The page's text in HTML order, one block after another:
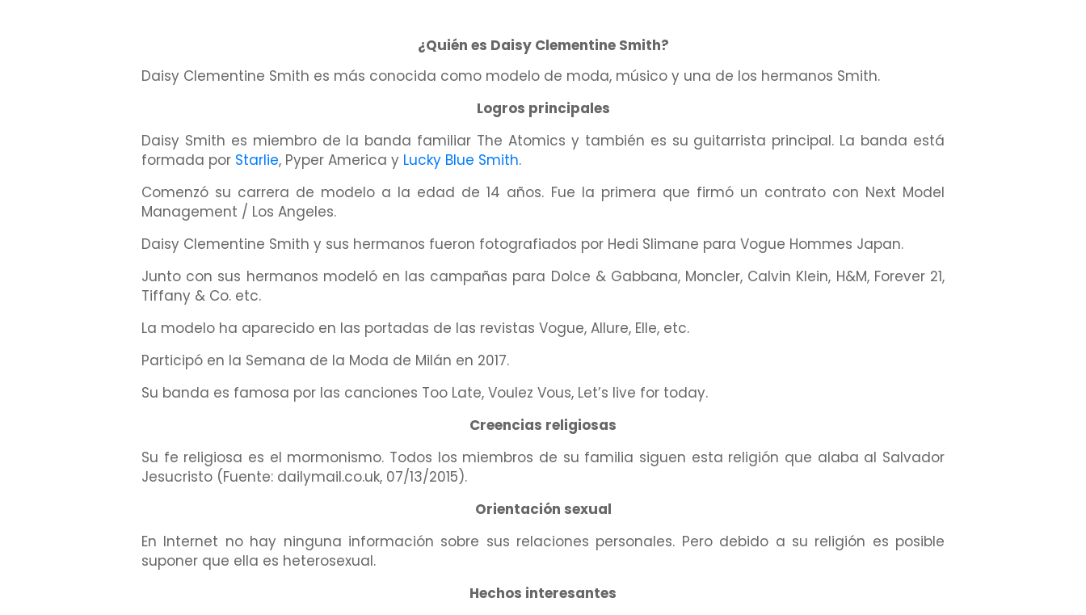
¿Quién es Daisy Clementine Smith?
Daisy Clementine Smith es más conocida como modelo de moda, músico y una de los hermanos Smith.
Logros principales
Daisy Smith es miembro de la banda familiar The Atomics y también es su guitarrista principal. La banda está
formada por Starlie, Pyper America y Lucky Blue Smith.
Comenzó su carrera de modelo a la edad de 14 años. Fue la primera que firmó un contrato con Next Model
Management / Los Angeles.
Daisy Clementine Smith y sus hermanos fueron fotografiados por Hedi Slimane para Vogue Hommes Japan.
Junto con sus hermanos modeló en las campañas para Dolce & Gabbana, Moncler, Calvin Klein, H&M, Forever 21,
Tiffany & Co. etc.
La modelo ha aparecido en las portadas de las revistas Vogue, Allure, Elle, etc.
Participó en la Semana de la Moda de Milán en 2017.
Su banda es famosa por las canciones Too Late, Voulez Vous, Let’s live for today.
Creencias religiosas
Su fe religiosa es el mormonismo. Todos los miembros de su familia siguen esta religión que alaba al Salvador
Jesucristo (Fuente: dailymail.co.uk, 07/13/2015).
Orientación sexual
En Internet no hay ninguna información sobre sus relaciones personales. Pero debido a su religión es posible
suponer que ella es heterosexual.
Hechos interesantes